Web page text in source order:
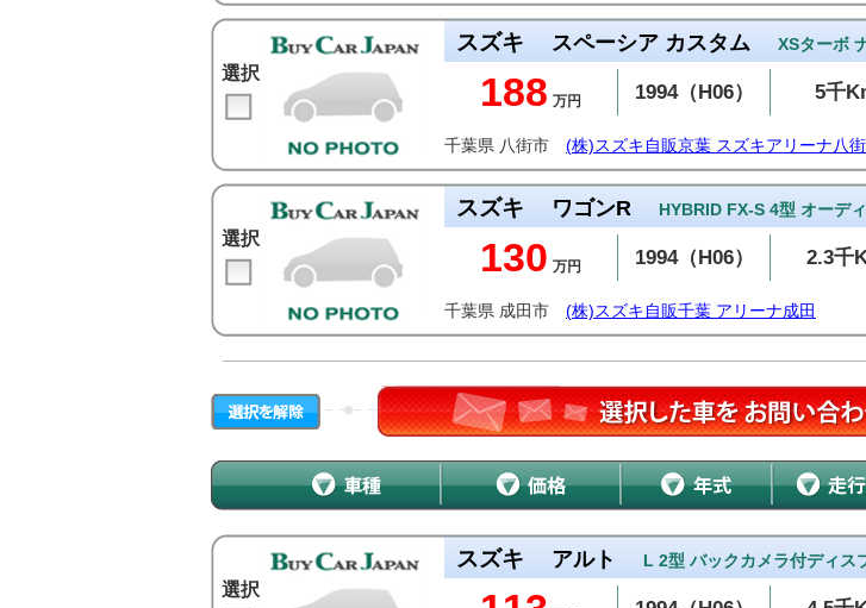
選択
スズキ スペーシア カスタム XSターボ
188 万円 1994（H06） 5千
千葉県 八街市 (株)スズキ自販京葉 スズキアリーナ八街
選択
スズキ ワゴンR HYBRID FX-S 4型 オーデ
130 万円 1994（H06） 2.3千
千葉県 成田市 (株)スズキ自販千葉 アリーナ成田
選択
スズキ アルト L 2型 バックカメラ付ディス